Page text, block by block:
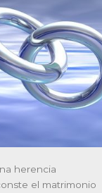
herencia
el matrimonio